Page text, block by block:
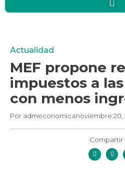
Actualidad
MEF propone
impuestos a
con menos
Por admeconomicanoviembre 20,
Compartir